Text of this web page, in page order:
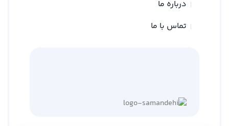
درباره ما
تماس با ما